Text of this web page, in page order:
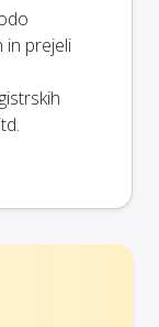
in prejeli